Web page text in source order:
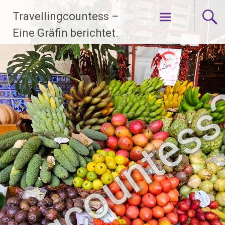
Inhalt
springen
Travellingcountess –
Eine Gräfin berichtet.